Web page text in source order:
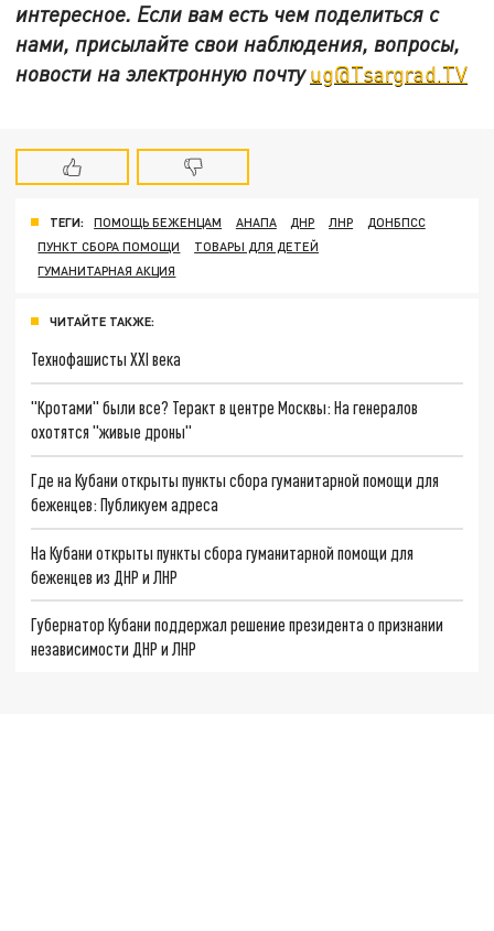
интересное. Если вам есть чем поделиться с
нами, присылайте свои наблюдения, вопросы,
новости на электронную почтуug@Tsargrad.TV
ТЕГИ: ПОМОЩЬ БЕЖЕНЦАМ АНАПА ДНР ЛНР
ДОНБПСС
ПУНКТ СБОРА ПОМОЩИ
ТОВАРЫ ДЛЯ ДЕТЕЙ
ГУМАНИТАРНАЯ АКЦИЯ
ЧИТАЙТЕ ТАКЖЕ:
Технофашисты XXI века
"Кротами" были все? Теракт в центре Москвы: На генералов
охотятся "живые дроны"
Где на Кубани открыты пункты сбора гуманитарной помощи для
беженцев: Публикуем адреса
На Кубани открыты пункты сбора гуманитарной помощи для
беженцев из ДНР и ЛНР
Губернатор Кубани поддержал решение президента о признании
независимости ДНР и ЛНР